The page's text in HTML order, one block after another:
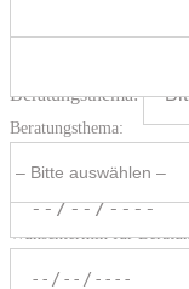
Beratungsthema:
Wunschtermin für
Beratungsthema:
Wunschtermin für